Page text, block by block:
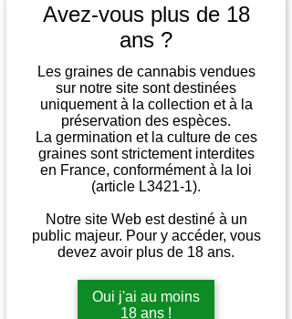
Avez-vous plus de 18
ans ?
Les graines de cannabis vendues
sur notre site sont destinées
uniquement à la collection et à la
préservation des espèces.
La germination et la culture de ces
graines sont strictement interdites
en France, conformément à la loi
(article L3421-1).
Notre site Web est destiné à un
public majeur. Pour y accéder, vous
devez avoir plus de 18 ans.
Oui j'ai au moins
18 ans !
Green Poison F1